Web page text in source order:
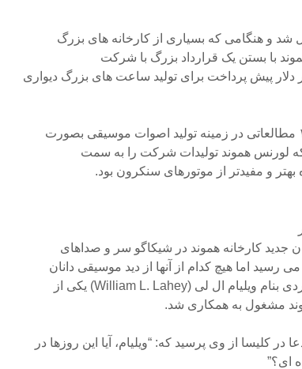
شد و هنگامی که بسیاری از کارخانه های بزرگ
با بستن یک قرارداد بزرگ با شرکت
توانست با دریافت ۷۵ هزار دلار پیش پرداخت برای تولید ساعت های بزرگ دیواری
بدون شک کمپانی هموند قبل از سال ۱۹۳۳ مطالعاتی در زمینه تولید اصوات موسیقی بصورت
لورنس هموند تولیدات شرکت را به سمت
و مفیدتر از موتورهای سنکرون بود.
کارخانه هموند در شیکاگو سر و صداهای
اما هیچ کدام از آنها از دید موسیقی دانان
شبیه به نت های موسیقی نبودند تا اینکه فردی بنام ویلیام ال لی (William L. Lahey) یکی از
مشغول به همکاری شد.
کلیسا از وی پرسید که: “ویلیام، آیا این روزها در
ای؟”